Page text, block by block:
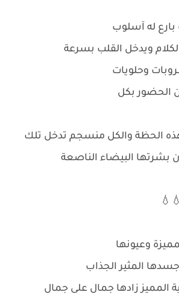
له آسلوب
ويدخل القلب بسرعة
وحلويات
الحضور بكل
الحظة والكل منسجم تدخل تلك
بشرتها البيضاء الناصعة
وعيونها
المثير الجذاب
المميز زادها جمال على جمال